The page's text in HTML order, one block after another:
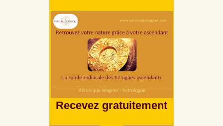
Recevez gratuitement